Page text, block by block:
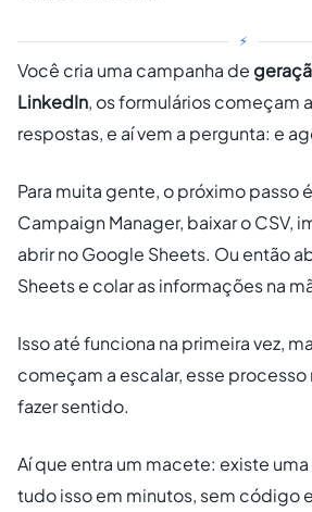
⚡
Você cria uma campanha de
LinkedIn, os formulários começam
respostas, e aí vem a pergunta: e
Para muita gente, o próximo passo
Campaign Manager, baixar o CSV,
abrir no Google Sheets. Ou então
Sheets e colar as informações na
Isso até funciona na primeira vez,
começam a escalar, esse processo
fazer sentido.
Aí que entra um macete: existe
tudo isso em minutos, sem código